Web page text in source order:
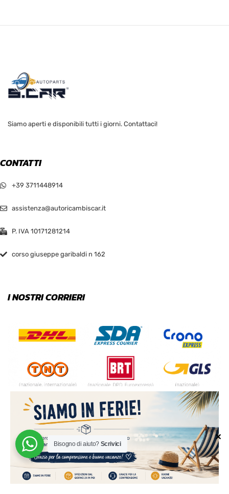
✕
Siamo aperti e disponibili tutti i giorni. Contattaci!
CONTATTI
+39 3711448914
assistenza@autoricambiscar.it
P. IVA 10171281214
corso giuseppe garibaldi n 162
I NOSTRI CORRIERI
© 2024 | MADE WITH ♥️ BY
Bisogno di aiuto? Scrivici